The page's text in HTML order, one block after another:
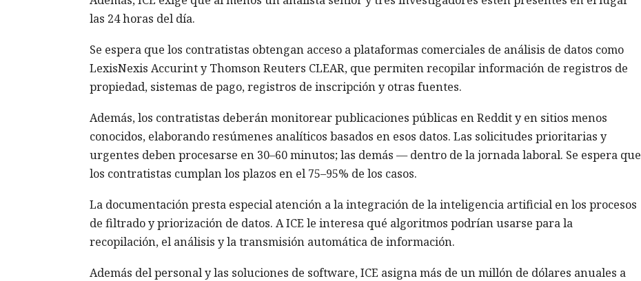
las 24 horas del día.
Se espera que los contratistas obtengan acceso a plataformas comerciales de análisis de datos como
LexisNexis Accurint y Thomson Reuters CLEAR, que permiten recopilar información de registros de
propiedad, sistemas de pago, registros de inscripción y otras fuentes.
Además, los contratistas deberán monitorear publicaciones públicas en Reddit y en sitios menos
conocidos, elaborando resúmenes analíticos basados en esos datos. Las solicitudes prioritarias y
urgentes deben procesarse en 30–60 minutos; las demás — dentro de la jornada laboral. Se espera que
los contratistas cumplan los plazos en el 75–95% de los casos.
La documentación presta especial atención a la integración de la inteligencia artificial en los procesos
de filtrado y priorización de datos. A ICE le interesa qué algoritmos podrían usarse para la
recopilación, el análisis y la transmisión automática de información.
Además del personal y las soluciones de software, ICE asigna más de un millón de dólares anuales a